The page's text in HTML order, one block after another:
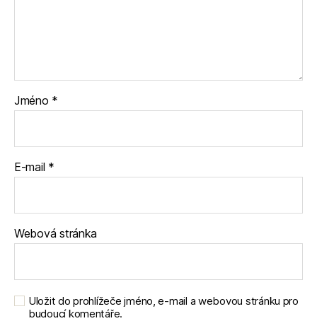
Jméno *
E-mail *
Webová stránka
Uložit do prohlížeče jméno, e-mail a webovou stránku pro
budoucí komentáře.